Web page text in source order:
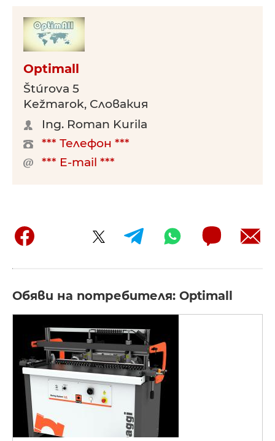
Optimall
Štúrova 5
Kežmarok, Словакия
Ing. Roman Kurila
*** Телефон ***
*** E-mail ***
Обяви на потребителя: Optimall